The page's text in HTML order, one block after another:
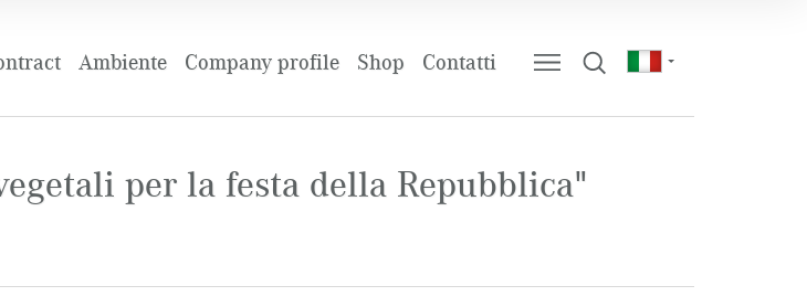
Ambiente Company profile Shop Contatti
per la festa della Repubblica"